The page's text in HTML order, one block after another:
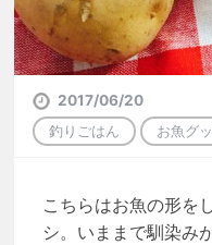
2017/06/20
釣りごはん
お魚グ
こちらはお魚の形を
シ。いままで馴染み